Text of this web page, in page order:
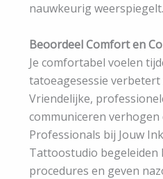
nauwkeurig weerspiegelt.
Beoordeel Comfort en
Je comfortabel voelen
tatoeagesessie verbetert
Vriendelijke,
communiceren
Professionals bij Jouw
Tattoostudio begeleiden
procedures en geven